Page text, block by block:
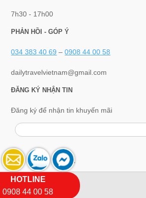
7h30 - 17h00
PHẢN HỒI - GÓP Ý
034 383 40 69 –0908 44 00 58
dailytravelvietnam@gmail.com
ĐĂNG KÝ NHẬN TIN
Đăng ký để nhận tin khuyến mãi
HOTLINE
0908 44 00 58
.
LIÊN KẾT